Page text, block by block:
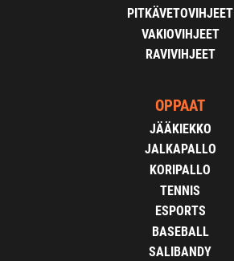
PITKÄVETOVIHJEET
VAKIOVIHJEET
RAVIVIHJEET
OPPAAT
JÄÄKIEKKO
JALKAPALLO
KORIPALLO
TENNIS
ESPORTS
BASEBALL
SALIBANDY